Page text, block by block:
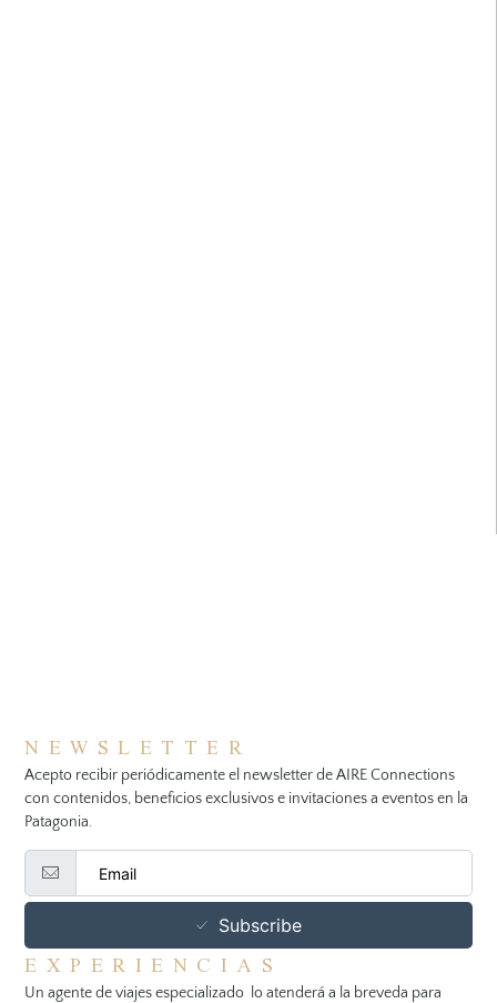
NEWSLETTER
Acepto recibir periódicamente el newsletter de AIRE Connections
con contenidos, beneficios exclusivos e invitaciones a eventos en la
Patagonia.
Subscribe
EXPERIENCIAS
Un agente de viajes especializado lo atenderá a la breveda para